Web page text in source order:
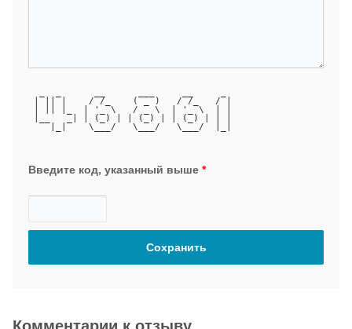
| || |    / /_    ( _ )   / /_   / |
| || |_  | '_ \   / _ \  | '_ \  | |
|__   _| | (_) | | (_) | | (_) | | |
    |_|    \___/   \___/   \___/  |_|
Введите код, указанный выше *
Комментарии к отзыву